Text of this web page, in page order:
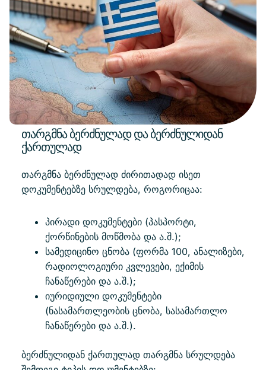
თარგმნა ბერძნულად და ბერძნულიდან
ქართულად
თარგმნა ბერძნულად ძირითადად ისეთ
დოკუმენტებზე სრულდება, როგორიცაა:
პირადი დოკუმენტები (პასპორტი,
ქორწინების მოწმობა და ა.შ.);
სამედიცინო ცნობა (ფორმა 100, ანალიზები,
რადიოლოგიური კვლევები, ექიმის
ჩანაწერები და ა.შ.);
იურიდიული დოკუმენტები
(ნასამართლეობის ცნობა, სასამართლო
ჩანაწერები და ა.შ.).
ბერძნულიდან ქართულად თარგმნა სრულდება